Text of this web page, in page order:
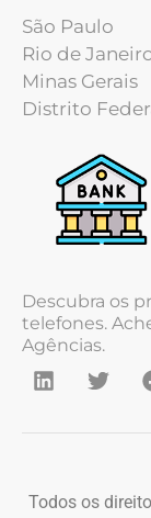
São Paulo
Rio de
Minas Gerais
Distrito
Descubra os
telefones.
Agências.
Todos os